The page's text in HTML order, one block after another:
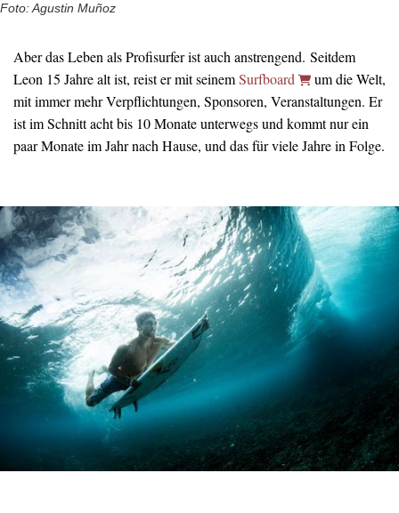
Foto: Agustin Muñoz
Aber das Leben als Profisurfer ist auch anstrengend. Seitdem
Leon 15 Jahre alt ist, reist er mit seinemSurfboard
um die Welt,
mit immer mehr Verpflichtungen, Sponsoren, Veranstaltungen. Er
ist im Schnitt acht bis 10 Monate unterwegs und kommt nur ein
paar Monate im Jahr nach Hause, und das für viele Jahre in Folge.